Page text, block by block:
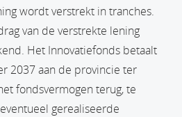
wordt verstrekt in tranches.
van de verstrekte lening
Het Innovatiefonds betaalt
2037 aan de provincie ter
fondsvermogen terug, te
gerealiseerde